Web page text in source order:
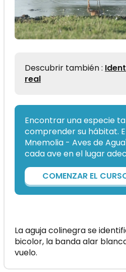
Descubrir también :
real
Encontrar una especie
comprender su hábitat.
Mnemolia - Aves de
cada ave en el lugar
COMENZAR EL
La aguja colinegra se
bicolor, la banda alar
vuelo.